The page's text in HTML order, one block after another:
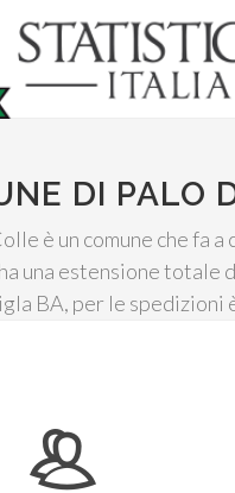
DI PALO
è un comune che fa
una estensione totale
BA, per le spedizioni